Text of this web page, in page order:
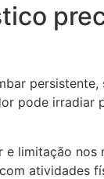
persistente,
pode irradiar
limitação
atividades